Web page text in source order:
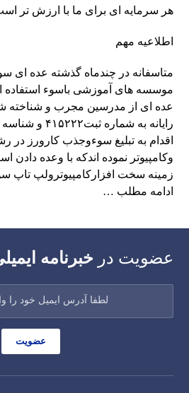
هر سرمایه ای برای ما با ارزش تر
اطلاعیه مهم
متاسفانه در چندماه گذشته عده ای
موسسه های آموزشی باسوء استفاده
عده ای از مدرسین مجرب و شناخته
اقدام به تبلیغ سوءوجذب کارورز در
وکامپیوتر نموده اندکه با وعده دادن
زمینه سخت افزارکامپیوترولپ تاپ
ادامه مطلب …
عضویت در خبرنامه
عضویت